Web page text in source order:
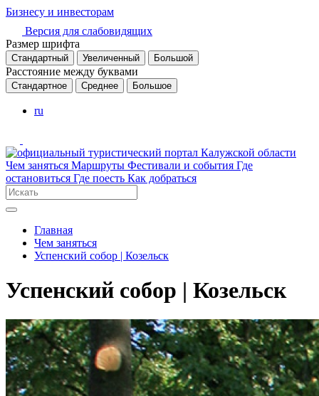
Бизнесу и инвесторам
Версия для слабовидящих
Размер шрифта
Стандартный Увеличенный Большой
Расстояние между буквами
Стандартное Среднее Большое
ru
Чем заняться Маршруты Фестивали и события Где
остановиться Где поесть Как добраться
Главная
Чем заняться
Успенский собор | Козельск
Успенский собор | Козельск